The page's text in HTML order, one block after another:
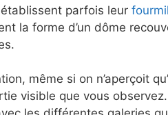
établissent parfois leur
la forme d’un dôme
même si on n’aperçoit
visible que vous